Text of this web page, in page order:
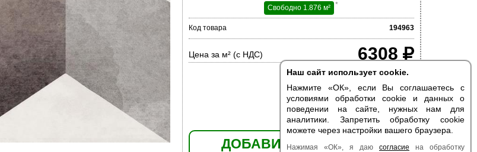
Наш сайт использует cookie.
Нажмите «ОК», если Вы соглашаетесь с
условиями обработки cookie и данных о
поведении на сайте, нужных нам для
аналитики. Запретить обработку cookie
можете через настройки вашего браузера.
Нажимая «ОК», я даю согласие на обработку
Свободно 1.876 м² *
Код товара 194963
Цена за м² (с НДС) 6308
ДОБАВИТЬ В КОРЗИНУ